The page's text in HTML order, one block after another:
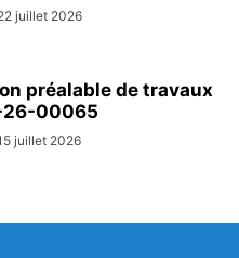
juillet 2026
préalable de travaux
00065
juillet 2026